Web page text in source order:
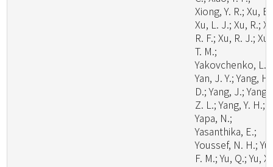
Xiong, Y. R.; Xu,
Xu, L. J.; Xu, R.;
R. F.; Xu, R. J.; Xu,
T. M.;
Yakovchenko, L.;
Yan, J. Y.; Yang, H.
D.; Yang, J.; Yang,
Z. L.; Yang, Y. H.;
Yapa, N.;
Yasanthika, E.;
Youssef, N. H.; Yu,
F. M.; Yu, Q.; Yu, X.